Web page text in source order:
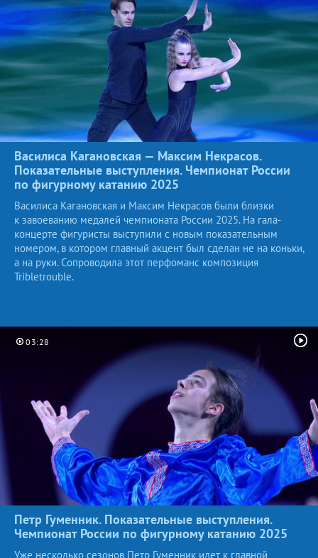
Василиса Кагановская — Максим Некрасов.
Показательные выступления. Чемпионат России
по фигурному катанию 2025
Василиса Кагановская и Максим Некрасов были близки
к завоеванию медалей чемпионата России 2025. На гала-
концерте фигуристы выступили с новым показательным
номером, в котором главный акцент был сделан не на коньки,
а на руки. Сопроводила этот перфоманс композиция
Tribletrouble.
03:28
Петр Гуменник. Показательные выступления.
Чемпионат России по фигурному катанию 2025
Уже несколько сезонов Петр Гуменник идет к главной